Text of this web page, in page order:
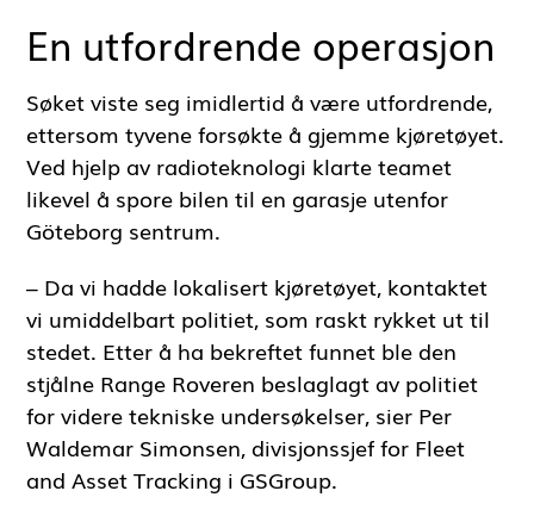
En utfordrende operasjon
Søket viste seg imidlertid å være utfordrende,
ettersom tyvene forsøkte å gjemme kjøretøyet.
Ved hjelp av radioteknologi klarte teamet
likevel å spore bilen til en garasje utenfor
Göteborg sentrum.
– Da vi hadde lokalisert kjøretøyet, kontaktet
vi umiddelbart politiet, som raskt rykket ut til
stedet. Etter å ha bekreftet funnet ble den
stjålne Range Roveren beslaglagt av politiet
for videre tekniske undersøkelser, sier Per
Waldemar Simonsen, divisjonssjef for Fleet
and Asset Tracking i GSGroup.